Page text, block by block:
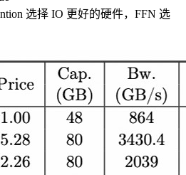
选择 IO 更好的硬件，FFN 选